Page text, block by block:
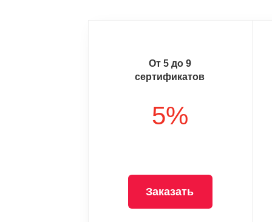
От 5 до 9
сертификатов
5%
Заказать